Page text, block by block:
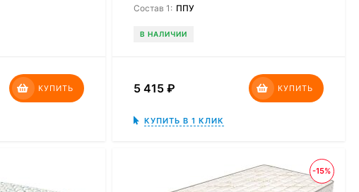
КУПИТЬ
Состав 1: ППУ
В НАЛИЧИИ
5 415 ₽ КУПИТЬ
КУПИТЬ В 1 КЛИК
-15%